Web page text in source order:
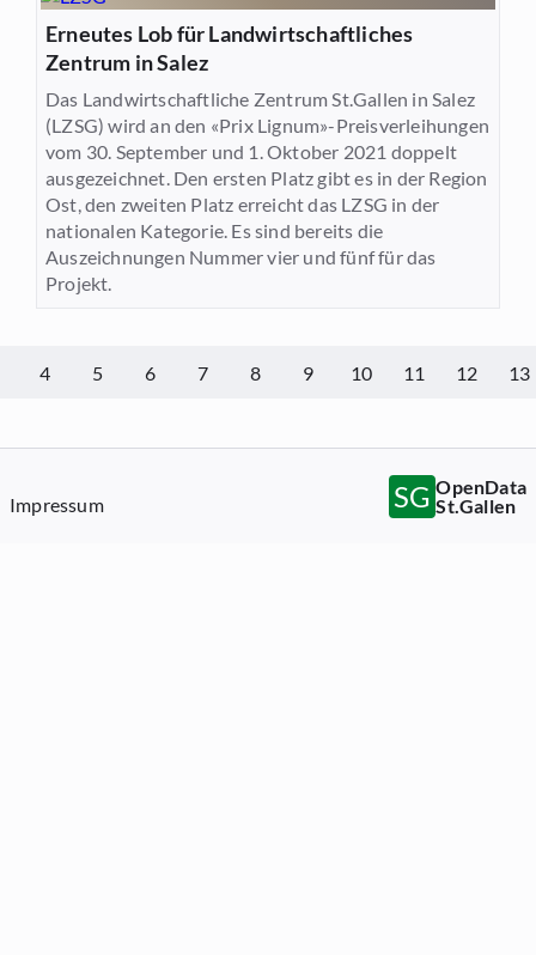
Erneutes Lob für Landwirtschaftliches
Zentrum in Salez
Das Landwirtschaftliche Zentrum St.Gallen in Salez
(LZSG) wird an den «Prix Lignum»-Preisverleihungen
vom 30. September und 1. Oktober 2021 doppelt
ausgezeichnet. Den ersten Platz gibt es in der Region
Ost, den zweiten Platz erreicht das LZSG in der
nationalen Kategorie. Es sind bereits die
Auszeichnungen Nummer vier und fünf für das
Projekt.
4 5 6 7 8 9 10 11 12 13
Impressum SG OpenData
St.Gallen